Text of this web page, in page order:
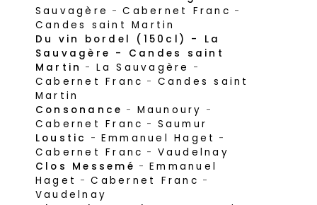
Sauvagère - Cabernet Franc -
Candes saint Martin
Du vin bordel (150cl) - La
Sauvagère - Candes saint
Martin - La Sauvagère -
Cabernet Franc - Candes saint
Martin
Consonance - Maunoury -
Cabernet Franc - Saumur
Loustic - Emmanuel Haget -
Cabernet Franc - Vaudelnay
Clos Messemé - Emmanuel
Haget - Cabernet Franc -
Vaudelnay